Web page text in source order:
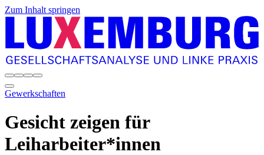
Zum Inhalt springen
Gewerkschaften
Gesicht zeigen für
Leiharbeiter*innen